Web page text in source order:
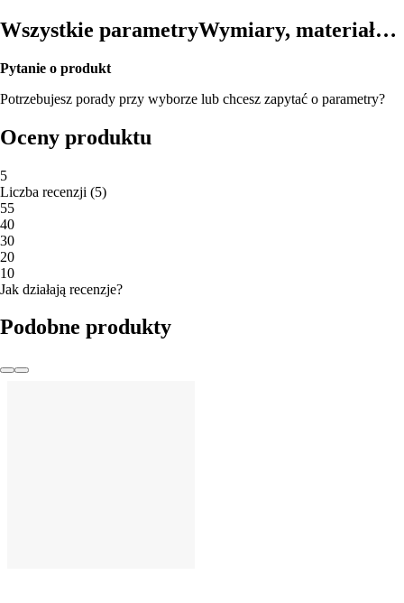
Wszystkie parametryWymiary, materiał…
Pytanie o produkt
Potrzebujesz porady przy wyborze lub chcesz zapytać o parametry?
Oceny produktu
5
Liczba recenzji (5)
55
40
30
20
10
Jak działają recenzje?
Podobne produkty